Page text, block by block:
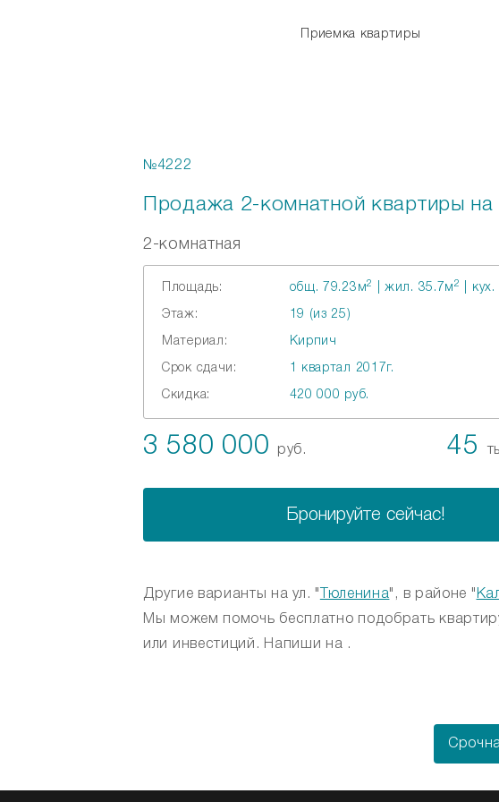
Приемка квартиры
№4222
Продажа 2-комнатной квартиры
2-комнатная
Площадь: общ. 79.23м2 | жил. 35.7м2 |
Этаж: 19 (из 25)
Материал: Кирпич
Срок сдачи: 1 квартал 2017г.
Скидка: 420 000 руб.
45
3 580 000 руб.
Бронируйте сейчас!
Другие варианты на ул. " Тюленина", в районе "
Мы можем помочь бесплатно подобрать
или инвестиций. Напиши на .